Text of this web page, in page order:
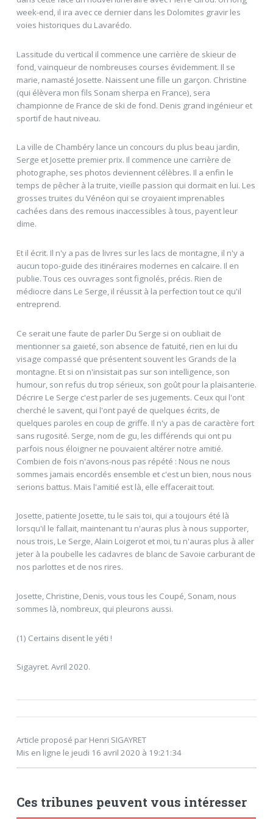
week-end, il ira avec ce dernier dans les Dolomites gravir les
voies historiques du Lavarédo.
Lassitude du vertical il commence une carrière de skieur de
fond, vainqueur de nombreuses courses évidemment. Il se
marie, namasté Josette. Naissent une fille un garçon. Christine
(qui élèvera mon fils Sonam sherpa en France), sera
championne de France de ski de fond. Denis grand ingénieur et
sportif de haut niveau.
La ville de Chambéry lance un concours du plus beau jardin,
Serge et Josette premier prix. Il commence une carrière de
photographe, ses photos deviennent célèbres. Il a enfin le
temps de pêcher à la truite, vieille passion qui dormait en lui. Les
grosses truites du Vénéon qui se croyaient imprenables
cachées dans des remous inaccessibles à tous, payent leur
dime.
Et il écrit. Il n'y a pas de livres sur les lacs de montagne, il n'y a
aucun topo-guide des itinéraires modernes en calcaire. Il en
publie. Tous ces ouvrages sont fignolés, précis. Rien de
médiocre dans Le Serge, il réussit à la perfection tout ce qu'il
entreprend.
Ce serait une faute de parler Du Serge si on oubliait de
mentionner sa gaieté, son absence de fatuité, rien en lui du
visage compassé que présentent souvent les Grands de la
montagne. Et si on n'insistait pas sur son intelligence, son
humour, son refus du trop sérieux, son goût pour la plaisanterie.
Décrire Le Serge c'est parler de ses jugements. Ceux qui l'ont
cherché le savent, qui l'ont payé de quelques écrits, de
quelques paroles en coup de griffe. Il n'y a pas de caractère fort
sans rugosité. Serge, nom de gu, les différends qui ont pu
parfois nous éloigner ne pouvaient altérer notre amitié.
Combien de fois n'avons-nous pas répété : Nous ne nous
sommes jamais encordés ensemble et c'est un bien, nous nous
serions battus. Mais l'amitié est là, elle effacerait tout.
Josette, patiente Josette, tu le sais toi, qui a toujours été là
lorsqu'il le fallait, maintenant tu n'auras plus à nous supporter,
nous trois, Le Serge, Alain Loigerot et moi, tu n'auras plus à aller
jeter à la poubelle les cadavres de blanc de Savoie carburant de
nos parlottes et de nos rires.
Josette, Christine, Denis, vous tous les Coupé, Sonam, nous
sommes là, nombreux, qui pleurons aussi.
(1) Certains disent le yéti !
Sigayret. Avril 2020.
Article proposé par Henri SIGAYRET
Mis en ligne le jeudi 16 avril 2020 à 19:21:34
Ces tribunes peuvent vous intéresser